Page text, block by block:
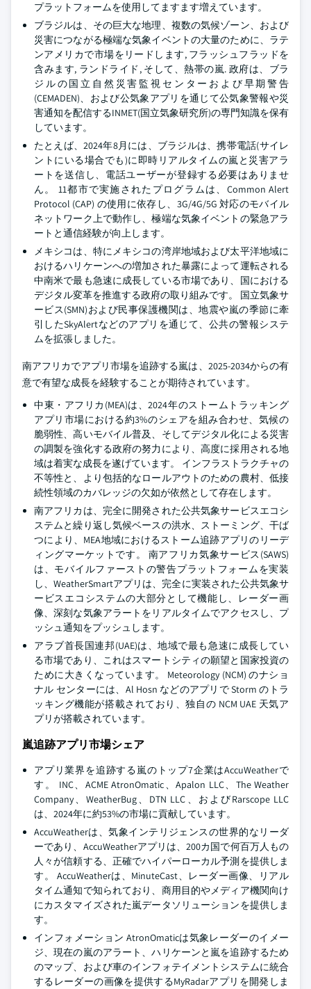
プラットフォームを使用してますます増えています。
ブラジルは、その巨大な地理、複数の気候ゾーン、および
災害につながる極端な気象イベントの大量のために、ラテ
ンアメリカで市場をリードします, フラッシュフラッドを
含みます, ランドライド, そして、熱帯の嵐. 政府は、ブラ
ジルの国立自然災害監視センターおよび早期警告
(CEMADEN)、および公気象アプリを通じて公気象警報や災
害通知を配信するINMET(国立気象研究所)の専門知識を保有
しています。
たとえば、2024年8月には、ブラジルは、携帯電話(サイレ
ントにいる場合でも)に即時リアルタイムの嵐と災害アラ
ートを送信し、電話ユーザーが登録する必要はありませ
ん。 11都市で実施されたプログラムは、Common Alert
Protocol (CAP) の使用に依存し、3G/4G/5G 対応のモバイル
ネットワーク上で動作し、極端な気象イベントの緊急アラ
ートと通信経験が向上します。
メキシコは、特にメキシコの湾岸地域および太平洋地域に
おけるハリケーンへの増加された暴露によって運転される
中南米で最も急速に成長している市場であり、国における
デジタル変革を推進する政府の取り組みです。 国立気象サ
ービス(SMN)および民事保護機関は、地震や嵐の季節に牽
引したSkyAlertなどのアプリを通じて、公共の警報システ
ムを拡張しました。
南アフリカでアプリ市場を追跡する嵐は、2025-2034からの有
意で有望な成長を経験することが期待されています。
中東・アフリカ(MEA)は、2024年のストームトラッキング
アプリ市場における約3%のシェアを組み合わせ、気候の
脆弱性、高いモバイル普及、そしてデジタル化による災害
の調製を強化する政府の努力により、高度に採用される地
域は着実な成長を遂げています。 インフラストラクチャの
不等性と、より包括的なロールアウトのための農村、低接
続性領域のカバレッジの欠如が依然として存在します。
南アフリカは、完全に開発された公共気象サービスエコシ
ステムと繰り返し気候ベースの洪水、ストーミング、干ば
つにより、MEA地域におけるストーム追跡アプリのリーデ
ィングマーケットです。 南アフリカ気象サービス(SAWS)
は、モバイルファーストの警告プラットフォームを実装
し、WeatherSmartアプリは、完全に実装された公共気象サ
ービスエコシステムの大部分として機能し、レーダー画
像、深刻な気象アラートをリアルタイムでアクセスし、プ
ッシュ通知をプッシュします。
アラブ首長国連邦(UAE)は、地域で最も急速に成長してい
る市場であり、これはスマートシティの願望と国家投資の
ために大きくなっています。 Meteorology (NCM) のナショ
ナル センターには、Al Hosn などのアプリで Storm のトラ
ッキング機能が搭載されており、独自の NCM UAE 天気ア
プリが搭載されています。
嵐追跡アプリ市場シェア
アプリ業界を追跡する嵐のトップ7企業はAccuWeatherで
す。 INC、ACME AtronOmatic、Apalon LLC、The Weather
Company、WeatherBug、DTN LLC、およびRarscope LLC
は、2024年に約53%の市場に貢献しています。
AccuWeatherは、気象インテリジェンスの世界的なリーダ
ーであり、AccuWeatherアプリは、200カ国で何百万人もの
人々が信頼する、正確でハイパーローカル予測を提供しま
す。 AccuWeatherは、MinuteCast、レーダー画像、リアル
タイム通知で知られており、商用目的やメディア機関向け
にカスタマイズされた嵐データソリューションを提供しま
す。
インフォメーション AtronOmaticは気象レーダーのイメー
ジ、現在の嵐のアラート、ハリケーンと嵐を追跡するため
のマップ、および車のインフォテイメントシステムに統合
するレーダーの画像を提供するMyRadarアプリを開発しま